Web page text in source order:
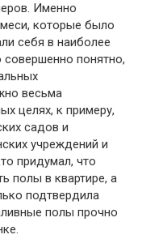
Именно
которые было
себя в наиболее
понятно,
весьма
целях, к примеру,
садов и
учреждений и
придумал, что
полы в квартире, а
подтвердила
полы прочно